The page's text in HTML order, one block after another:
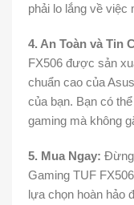
phải lo lắng về việc
4. An Toàn và Tin
FX506 được sản
chuẩn cao của
của bạn. Bạn có
gaming mà không
5. Mua Ngay: Đừng
Gaming TUF
lựa chọn hoàn hảo